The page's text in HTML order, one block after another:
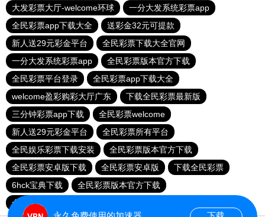
大发彩票大厅-welcome环球
一分大发系统彩票app
全民彩票app下载大全
送彩金32元可提款
新人送29元彩金平台
全民彩票下载大全官网
一分大发系统彩票app
全民彩票版本官方下载
全民彩票平台登录
全民彩票app下载大全
welcome盈彩购彩大厅广东
下载全民彩票最新版
三分钟彩票app下载
全民彩票welcome
新人送29元彩金平台
全民彩票所有平台
全民娱乐彩票下载安装
全民彩票版本官方下载
全民彩票安卓版下载
全民彩票安卓版
下载全民彩票
6hck宝典下载
全民彩票版本官方下载
全民彩票app下载大全